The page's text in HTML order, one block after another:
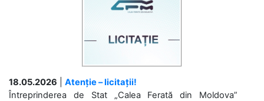
18.05.2026
Atenție – licitații!
Întreprinderea de Stat „Calea Ferată din Moldova”